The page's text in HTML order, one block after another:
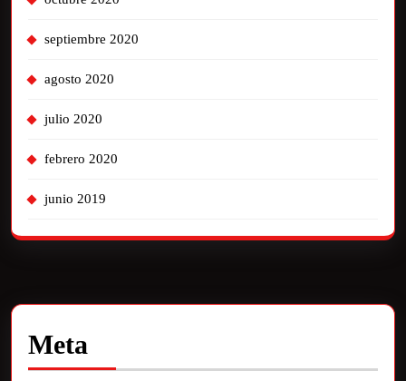
septiembre 2020
agosto 2020
julio 2020
febrero 2020
junio 2019
Meta